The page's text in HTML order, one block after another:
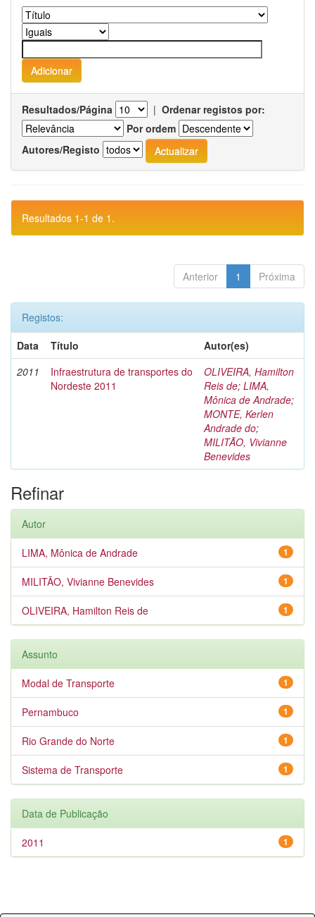
Resultados/Página | Ordenar registos por:
Por ordem
Autores/Registo
Resultados 1-1 de 1.
Anterior 1 Próxima
Registos:
Data
Título
Autor(es)
2011
Infraestrutura de transportes do
Nordeste 2011
OLIVEIRA, Hamilton
Reis de; LIMA,
Mônica de Andrade;
MONTE, Kerlen
Andrade do;
MILITÃO, Vivianne
Benevides
Refinar
Autor
1
LIMA, Mônica de Andrade
1
MILITÃO, Vivianne Benevides
1
OLIVEIRA, Hamilton Reis de
Assunto
1
Modal de Transporte
1
Pernambuco
1
Rio Grande do Norte
1
Sistema de Transporte
Data de Publicação
1
2011